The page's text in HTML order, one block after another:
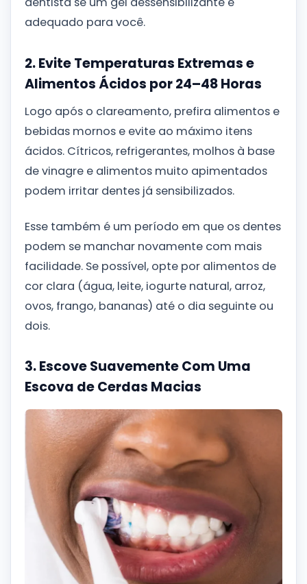
adequado para você.
2. Evite Temperaturas Extremas e
Alimentos Ácidos por 24–48 Horas
Logo após o clareamento, prefira alimentos e
bebidas mornos e evite ao máximo itens
ácidos. Cítricos, refrigerantes, molhos à base
de vinagre e alimentos muito apimentados
podem irritar dentes já sensibilizados.
Esse também é um período em que os dentes
podem se manchar novamente com mais
facilidade. Se possível, opte por alimentos de
cor clara (água, leite, iogurte natural, arroz,
ovos, frango, bananas) até o dia seguinte ou
dois.
3. Escove Suavemente Com Uma
Escova de Cerdas Macias